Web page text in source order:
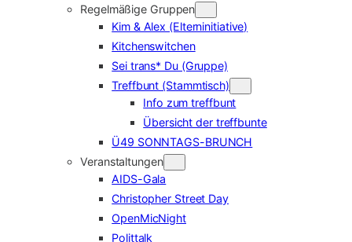
Regelmäßige Gruppen
Kim & Alex (Elterninitiative)
Kitchenswitchen
Sei trans* Du (Gruppe)
Treffbunt (Stammtisch)
Info zum treffbunt
Übersicht der treffbunte
Ü49 SONNTAGS-BRUNCH
Veranstaltungen
AIDS-Gala
Christopher Street Day
OpenMicNight
Polittalk